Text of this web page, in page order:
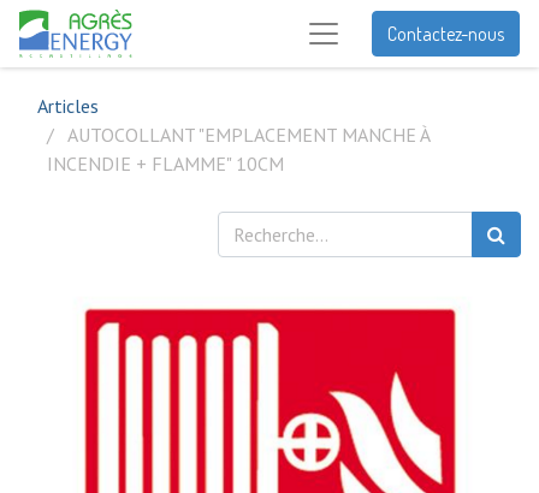
Contactez-nous
Articles
AUTOCOLLANT "EMPLACEMENT MANCHE À
INCENDIE + FLAMME" 10CM